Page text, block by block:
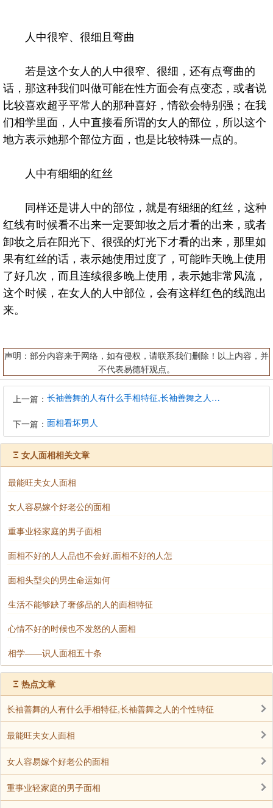
人中很窄、很细且弯曲
若是这个女人的人中很窄、很细，还有点弯曲的
话，那这种我们叫做可能在性方面会有点变态，或者说
比较喜欢超乎平常人的那种喜好，情欲会特别强；在我
们相学里面，人中直接看所谓的女人的部位，所以这个
地方表示她那个部位方面，也是比较特殊一点的。
人中有细细的红丝
同样还是讲人中的部位，就是有细细的红丝，这种
红线有时候看不出来一定要卸妆之后才看的出来，或者
卸妆之后在阳光下、很强的灯光下才看的出来，那里如
果有红丝的话，表示她使用过度了，可能昨天晚上使用
了好几次，而且连续很多晚上使用，表示她非常风流，
这个时候，在女人的人中部位，会有这样红色的线跑出
来。
声明：部分内容来于网络，如有侵权，请联系我们删除！以上内容，并
不代表易德轩观点。
上一篇： 长袖善舞的人有什么手相特征,长袖善舞之人的个性特征
下一篇： 面相看坏男人
Ξ 女人面相相关文章
最能旺夫女人面相
女人容易嫁个好老公的面相
重事业轻家庭的男子面相
面相不好的人人品也不会好,面相不好的人怎
面相头型尖的男生命运如何
生活不能够缺了奢侈品的人的面相特征
心情不好的时候也不发怒的人面相
相学——识人面相五十条
Ξ 热点文章
长袖善舞的人有什么手相特征,长袖善舞之人的个性特征
最能旺夫女人面相
女人容易嫁个好老公的面相
重事业轻家庭的男子面相